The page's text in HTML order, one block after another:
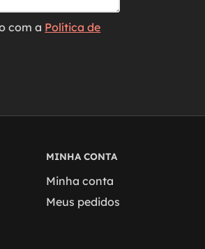
com a Política de
MINHA CONTA
Minha conta
Meus pedidos